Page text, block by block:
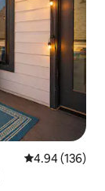
평점 4.94점(5
4.94 (136)